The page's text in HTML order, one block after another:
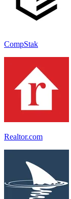
CompStak
Realtor.com